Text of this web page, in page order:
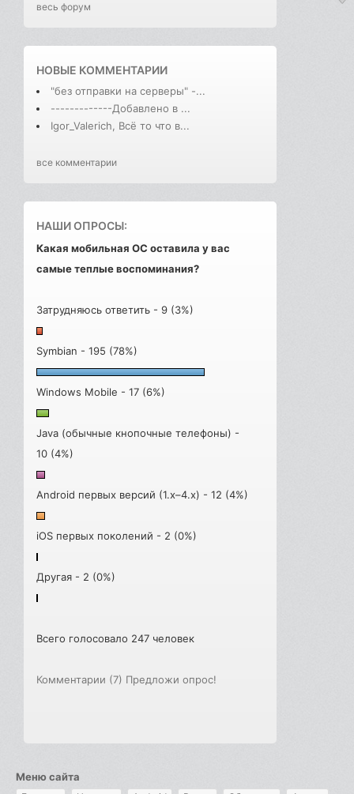
весь форум
НОВЫЕ КОММЕНТАРИИ
"без отправки на серверы" -...
-------------Добавлено в ...
Igor_Valerich, Всё то что в...
все комментарии
НАШИ ОПРОСЫ:
Какая мобильная ОС оставила у вас
самые теплые воспоминания?
Затрудняюсь ответить - 9 (3%)
Symbian - 195 (78%)
Windows Mobile - 17 (6%)
Java (обычные кнопочные телефоны) -
10 (4%)
Android первых версий (1.x–4.x) - 12 (4%)
iOS первых поколений - 2 (0%)
Другая - 2 (0%)
Всего голосовало 247 человек
Комментарии (7) Предложи опрос!
Меню сайта